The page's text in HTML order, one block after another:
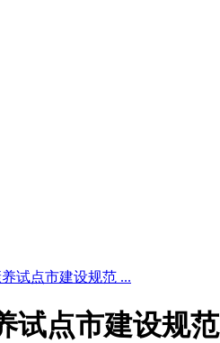
试点市建设规范 ...
试点市建设规范